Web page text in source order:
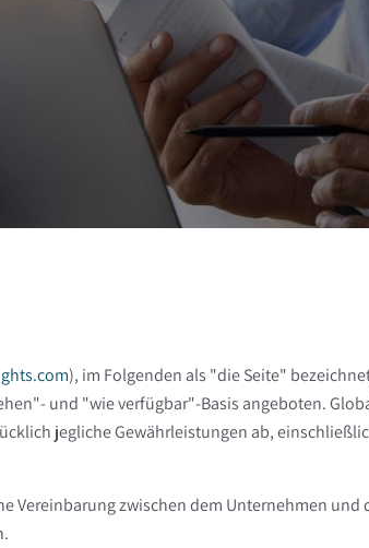
), im Folgenden als "die Seite"
und "wie verfügbar"-Basis angeboten.
jegliche Gewährleistungen ab,
Vereinbarung zwischen dem Unternehmen